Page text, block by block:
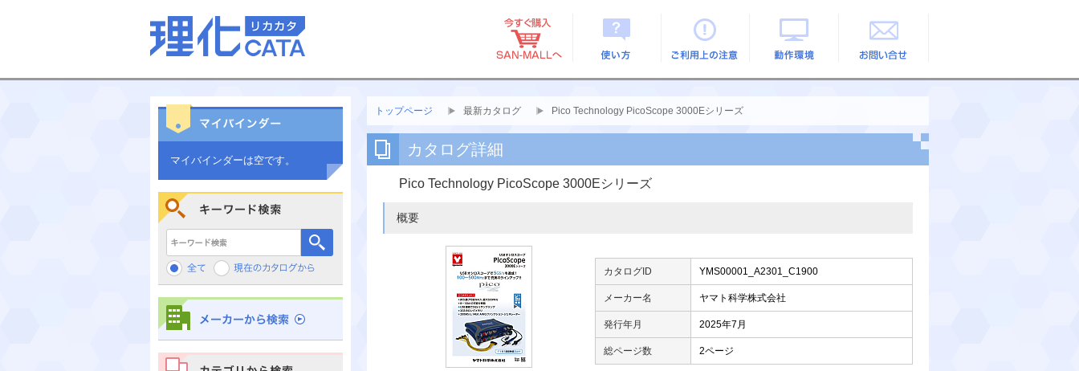
トップページ 最新カタログ Pico Technology PicoScope 3000Eシリーズ
カタログ詳細
Pico Technology PicoScope 3000Eシリーズ
概要
カタログID YMS00001_A2301_C1900
メーカー名 ヤマト科学株式会社
発行年月 2025年7月
総ページ数 2ページ
マイバインダーは空です。
キーワード検索